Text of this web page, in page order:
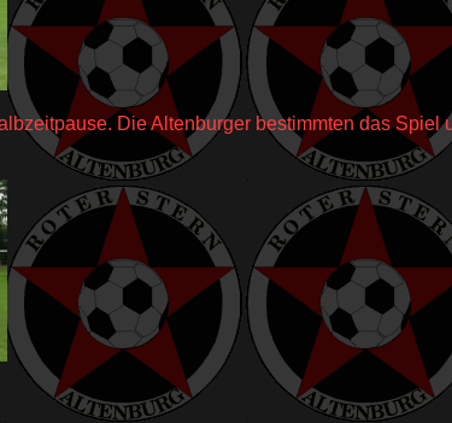
Die Altenburger bestimmten das Spiel